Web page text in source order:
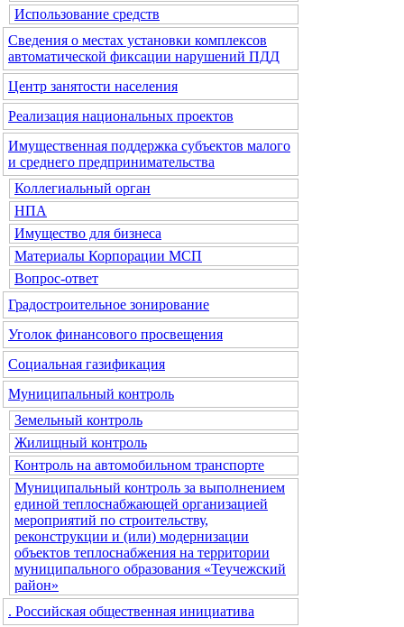
Использование средств
Сведения о местах установки комплексов
автоматической фиксации нарушений ПДД
Центр занятости населения
Реализация национальных проектов
Имущественная поддержка субъектов малого
и среднего предпринимательства
Коллегиальный орган
НПА
Имущество для бизнеса
Материалы Корпорации МСП
Вопрос-ответ
Градостроительное зонирование
Уголок финансового просвещения
Социальная газификация
Муниципальный контроль
Земельный контроль
Жилищный контроль
Контроль на автомобильном транспорте
Муниципальный контроль за выполнением
единой теплоснабжающей организацией
мероприятий по строительству,
реконструкции и (или) модернизации
объектов теплоснабжения на территории
муниципального образования «Теучежский
район»
. Российская общественная инициатива